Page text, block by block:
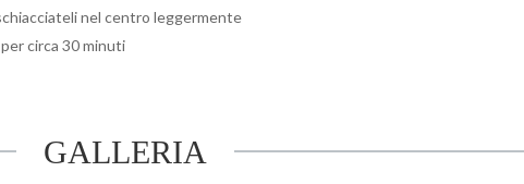
nel centro leggermente
circa 30 minuti
GALLERIA